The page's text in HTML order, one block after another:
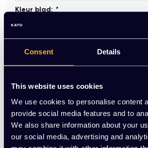
Consent Details
This website uses cookies
We use cookies to personalise content
provide social media features and to
We also share information about your
our social media, advertising and
Kleur blad: *
Kabeldoorvoerdop (2 stuks) :
Kabelgoten onder werkblad (2 stuks) :